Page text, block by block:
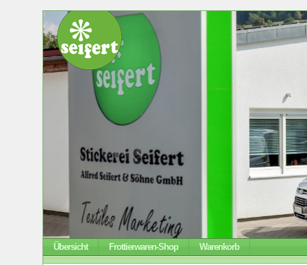
Übersicht Frottierwaren-Shop Warenkorb